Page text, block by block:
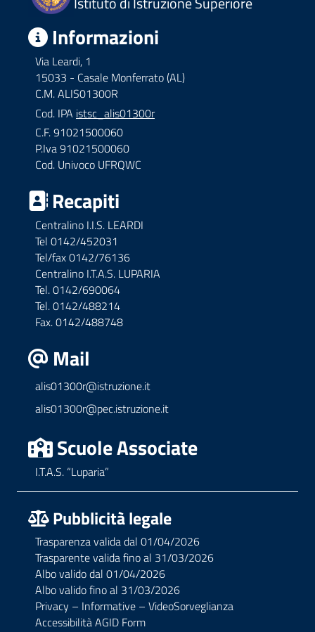
Informazioni
Via Leardi, 1
15033 - Casale Monferrato (AL)
C.M. ALIS01300R
Cod. IPA istsc_alis01300r
C.F. 91021500060
P.Iva 91021500060
Cod. Univoco UFRQWC
Recapiti
Centralino I.I.S. LEARDI
Tel 0142/452031
Tel/fax 0142/76136
Centralino I.T.A.S. LUPARIA
Tel. 0142/690064
Tel. 0142/488214
Fax. 0142/488748
Mail
alis01300r@istruzione.it
alis01300r@pec.istruzione.it
Scuole Associate
I.T.A.S. “Luparia”
Pubblicità legale
Trasparenza valida dal 01/04/2026
Trasparente valida fino al 31/03/2026
Albo valido dal 01/04/2026
Albo valido fino al 31/03/2026
Privacy – Informative – VideoSorveglianza
Accessibilità AGID Form